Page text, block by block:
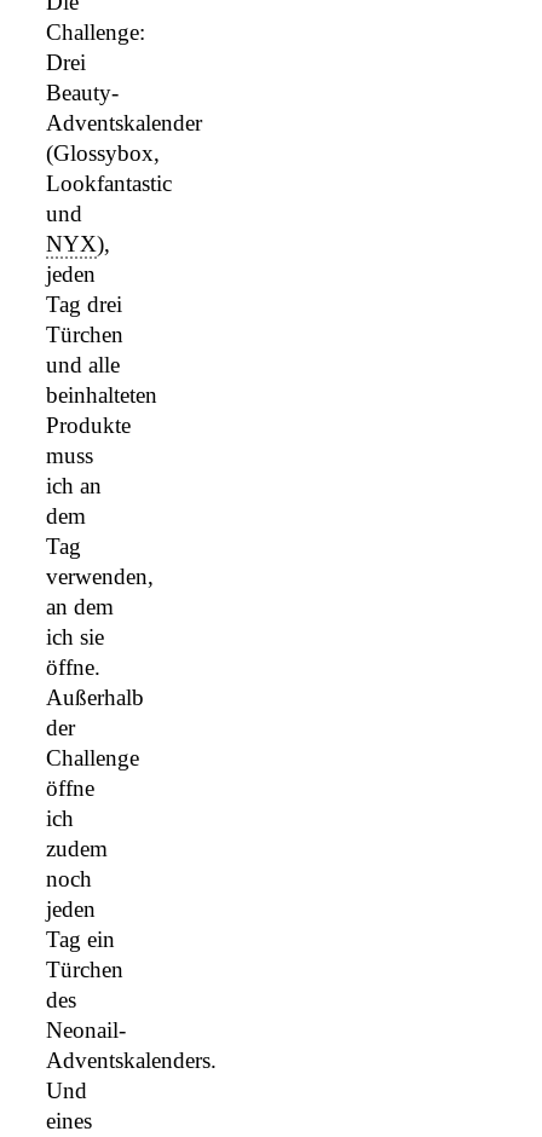
Challenge:
Drei
Beauty-
Adventskalender
(Glossybox,
Lookfantastic
und
NYX),
jeden
Tag drei
Türchen
und alle
beinhalteten
Produkte
muss
ich an
dem
Tag
verwenden,
an dem
ich sie
öffne.
Außerhalb
der
Challenge
öffne
ich
zudem
noch
jeden
Tag ein
Türchen
des
Neonail-
Adventskalenders.
Und
eines